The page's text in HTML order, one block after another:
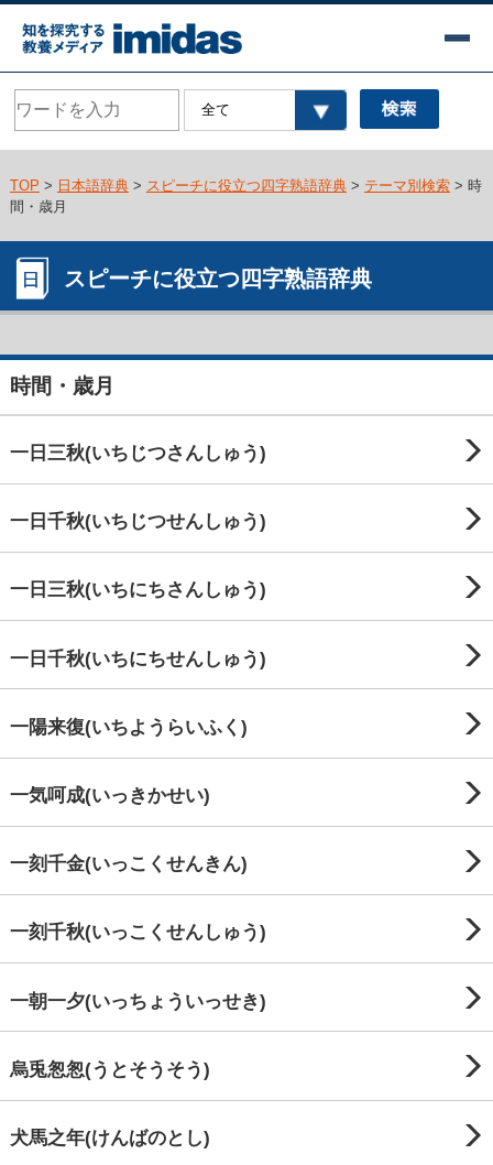
TOP > 日本語辞典> スピーチに役立つ四字熟語辞典> テーマ別検索> 時
間・歳月
スピーチに役立つ四字熟語辞典
時間・歳月
一日三秋(いちじつさんしゅう)
一日千秋(いちじつせんしゅう)
一日三秋(いちにちさんしゅう)
一日千秋(いちにちせんしゅう)
一陽来復(いちようらいふく)
一気呵成(いっきかせい)
一刻千金(いっこくせんきん)
一刻千秋(いっこくせんしゅう)
一朝一夕(いっちょういっせき)
烏兎怱怱(うとそうそう)
犬馬之年(けんばのとし)